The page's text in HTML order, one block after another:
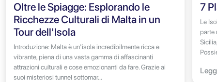
Oltre le Spiagge: Esplorando le
Ricchezze Culturali di Malta in un
Tour dell'Isola
Introduzione: Malta è un'isola incredibilmente ricca e
vibrante, piena di una vasta gamma di affascinanti
attrazioni culturali e cose emozionanti da fare. Grazie ai
suoi misteriosi tunnel sottomar...
7
Le
parte